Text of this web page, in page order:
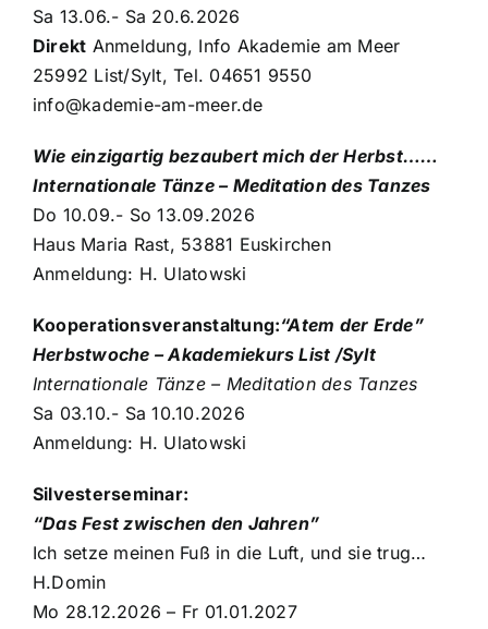
Sa 13.06.- Sa 20.6.2026
Direkt Anmeldung, Info Akademie am Meer
25992 List/Sylt, Tel. 04651 9550
info@kademie-am-meer.de
Wie einzigartig bezaubert mich der Herbst……
Internationale Tänze – Meditation des Tanzes
Do 10.09.- So 13.09.2026
Haus Maria Rast, 53881 Euskirchen
Anmeldung: H. Ulatowski
Kooperationsveranstaltung:“Atem der Erde”
Herbstwoche – AkademiekursList /Sylt
Internationale Tänze – Meditation des Tanzes
Sa 03.10.- Sa 10.10.2026
Anmeldung: H. Ulatowski
Silvesterseminar:
“Das Fest zwischen den Jahren”
Ich setze meinen Fuß in die Luft, und sie trug…
H.Domin
Mo 28.12.2026 – Fr 01.01.2027